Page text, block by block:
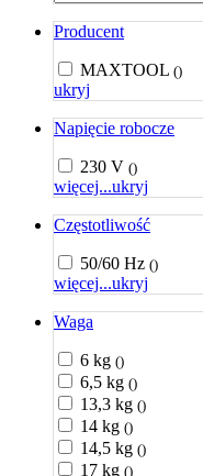
Producent
MAXTOOL ()
ukryj
Napięcie robocze
230 V ()
więcej...ukryj
Częstotliwość
50/60 Hz ()
więcej...ukryj
Waga
6 kg ()
6,5 kg ()
13,3 kg ()
14 kg ()
14,5 kg ()
17 kg ()